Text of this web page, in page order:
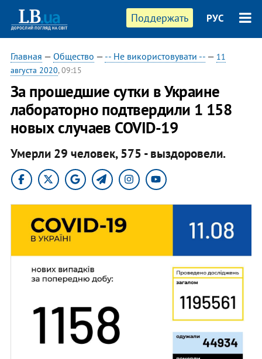
Поддержать РУС
Главная — Общество — -- Не використовувати --— 11
августа 2020, 09:15
За прошедшие сутки в Украине
лабораторно подтвердили 1 158
новых случаев COVID-19
Умерли 29 человек, 575 - выздоровели.